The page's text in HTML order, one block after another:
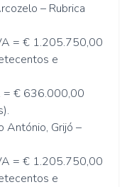
– Rubrica
= € 1.205.750,00
e
= € 636.000,00
António, Grijó –
= € 1.205.750,00
e